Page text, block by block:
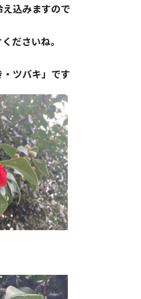
込みますので
ださいね。
ツバキ」です